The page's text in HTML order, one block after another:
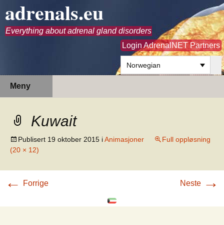
adrenals.eu
Everything about adrenal gland disorders
Login AdrenalNET Partners
Norwegian
Meny
Kuwait
Publisert 19 oktober 2015 iAnimasjoner
Full oppløsning
(20 × 12)
← Forrige Neste →